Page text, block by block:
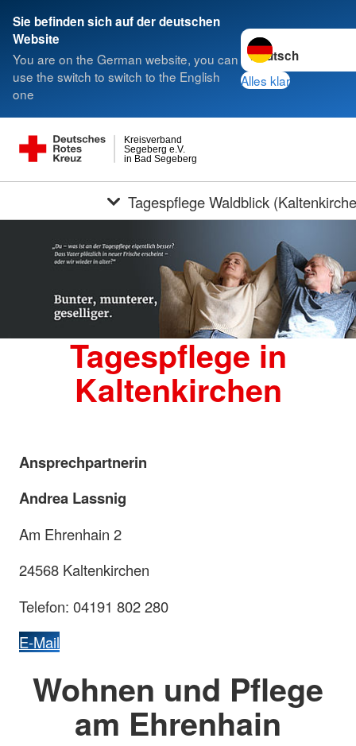
Sie befinden sich auf der deutschen
Website
You are on the German website, you can
use the switch to switch to the English
one
Sprache wechseln
Alles klar
in Bad Segeberg
Segeberg e.V.
Kreisverband
Tagespflege Waldblick
Tagespflege in
Kaltenkirchen
Ansprechpartnerin
Andrea Lassnig
Am Ehrenhain 2
24568 Kaltenkirchen
Telefon: 04191 802 280
E-Mail
Wohnen und Pflege
am Ehrenhain